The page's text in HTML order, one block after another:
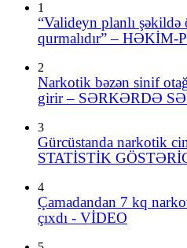
1
“Valideyn planlı şəkildə
qurmalıdır” –
2
Narkotik bəzən sinif
girir – SƏRKƏRDƏ
3
Gürcüstanda narkotik
STATİSTİK
4
Çamadandan 7 kq
çıxdı - VİDEO